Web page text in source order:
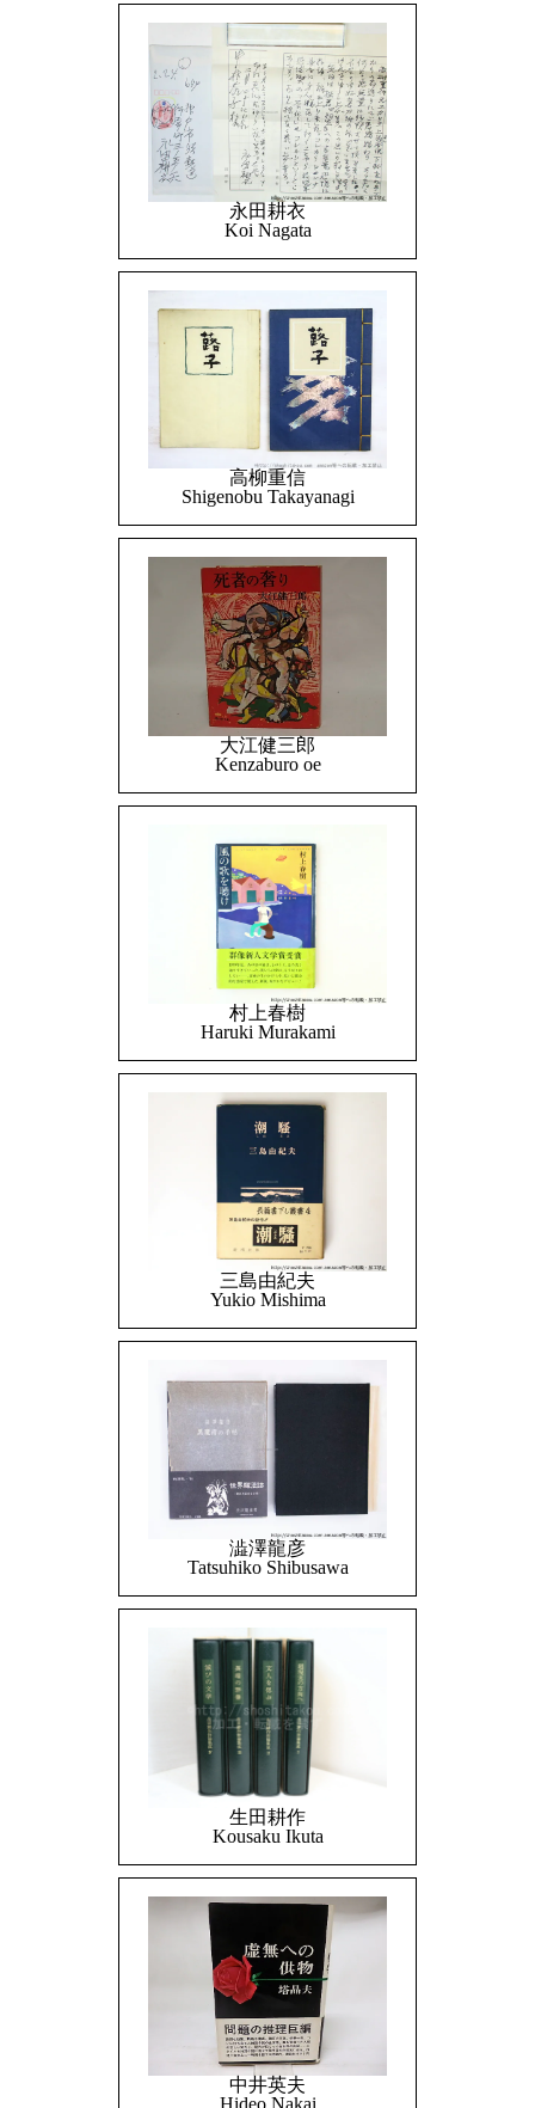
永田耕衣
Koi Nagata
高柳重信
Shigenobu Takayanagi
大江健三郎
Kenzaburo oe
村上春樹
Haruki Murakami
三島由紀夫
Yukio Mishima
澁澤龍彦
Tatsuhiko Shibusawa
生田耕作
Kousaku Ikuta
中井英夫